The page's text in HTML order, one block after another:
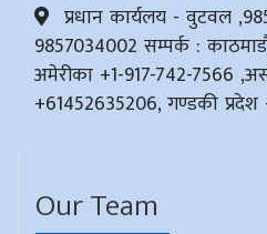
प्रधान कार्यलय - वुटवल
9857034002 सम्पर्क :
अमेरीका +1-917-742-7566
+61452635206, गण्डकी प्रदेश
Our Team